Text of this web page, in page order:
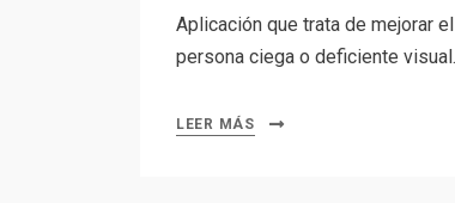
Aplicación que trata de mejorar
persona ciega o deficiente visual.
LEER MÁS